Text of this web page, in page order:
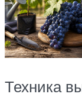
Техника